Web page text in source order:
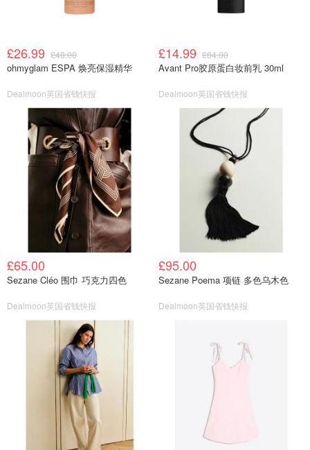
£26.99 £48.00
ohmyglam ESPA 焕亮保湿精华
Dealmoon英国省钱快报
£14.99 £84.00
Avant Pro胶原蛋白妆前乳 30ml
Dealmoon英国省钱快报
£65.00
Sezane Cléo 围巾 巧克力四色
Dealmoon英国省钱快报
£95.00
Sezane Poema 项链 多色乌木色
Dealmoon英国省钱快报